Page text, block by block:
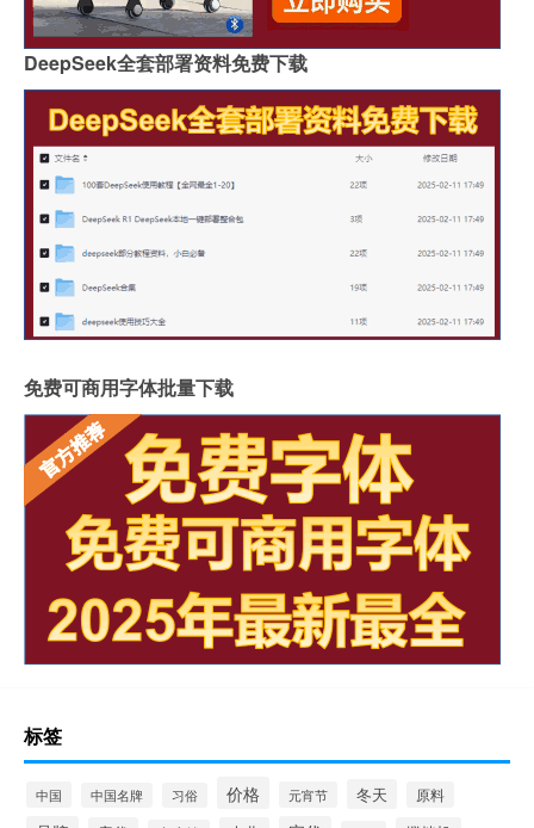
DeepSeek全套部署资料免费下载
免费可商用字体批量下载
标签
中国 中国名牌 习俗 价格 元宵节 冬天 原料